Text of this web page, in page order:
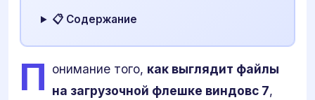
📋 Содержание
П онимание того, как выглядит файлы
на загрузочной флешке виндовс 7,